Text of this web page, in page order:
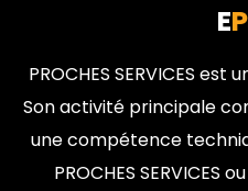
E
PROCHES SERVICES
Son activité principale
une compétence
PROCHES SERVICES